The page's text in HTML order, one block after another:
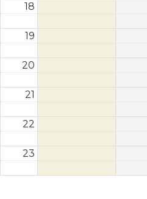
18
19
20
21
22
23